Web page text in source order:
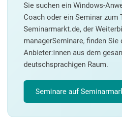
Sie suchen ein Windows-
Coach oder ein Seminar zum
Seminarmarkt.de, der
managerSeminare, finden
Anbieter:innen aus dem
deutschsprachigen Raum.
Seminare auf